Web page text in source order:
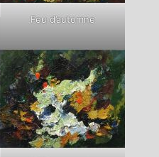
Feu d’automne